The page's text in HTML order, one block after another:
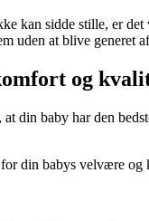
kan sidde stille, er
uden at blive generet
og
din baby har den
din babys velvære